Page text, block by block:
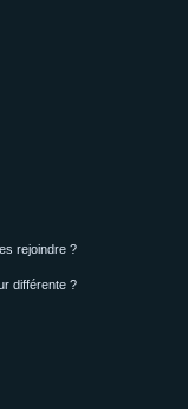
rejoindre ?
différente ?